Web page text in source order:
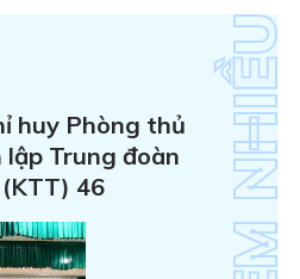
huy Phòng thủ
Trung đoàn
46